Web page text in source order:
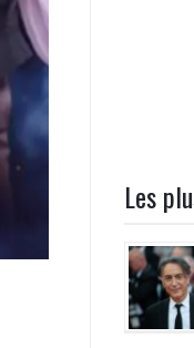
Les